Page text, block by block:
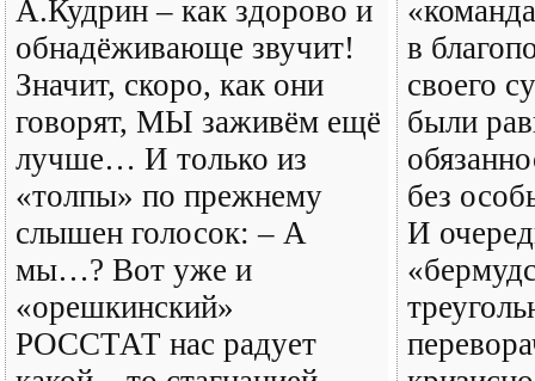
А.Кудрин – как здорово и
обнадёживающе звучит!
Значит, скоро, как они
говорят, МЫ заживём ещё
лучше… И только из
«толпы» по прежнему
слышен голосок: – А
мы…? Вот уже и
«орешкинский»
РОССТАТ нас радует
в
своего
были
без
И